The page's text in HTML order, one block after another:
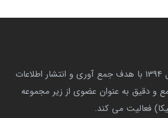
مرجع حقوقی ایران از سال 1394 با هدف جمع آوری و انتشار اطلاعات
و دقیق به عنوان عضوی از زیر مجموعه
فعالیت می کند.